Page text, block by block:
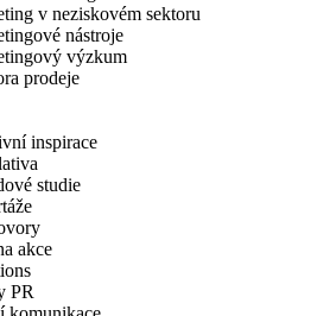
v neziskovém sektoru
nástroje
výzkum
prodeje
inspirace
studie
akce
PR